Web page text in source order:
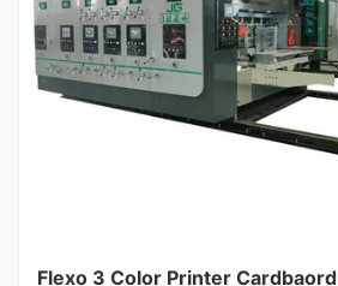
Flexo 3 Color Printer Cardbaord